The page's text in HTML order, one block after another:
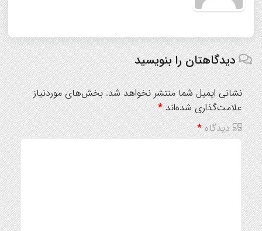
دیدگاهتان را بنویسید
نشانی ایمیل شما منتشر نخواهد شد. بخش‌های موردنیاز
علامت‌گذاری شده‌اند*
دیدگاه*